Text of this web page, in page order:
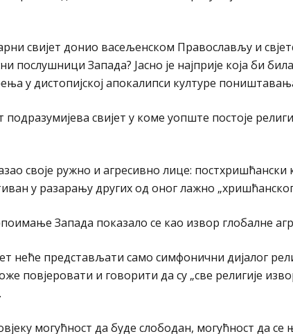
свијет донио васељенском Православљу и
послушници Запада? Јасно је најприје која би
у дистопијској апокалипси културе
свијет у коме уопште постоје
своје ружно и агресивно лице: постхришћански
у разарању других од оног лажно
Запада показало се као извор глобалне
неће представљати само симфонични дијалог
повјеровати и говорити да су „све религије
могућност да буде слободан, могућност да